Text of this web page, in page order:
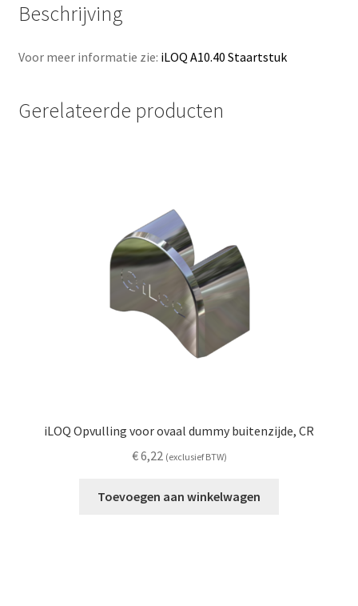
Beschrijving
Voor meer informatie zie: iLOQ A10.40 Staartstuk
Gerelateerde producten
iLOQ Opvulling voor ovaal dummy buitenzijde, CR
€6,22 (exclusief BTW)
Toevoegen aan winkelwagen